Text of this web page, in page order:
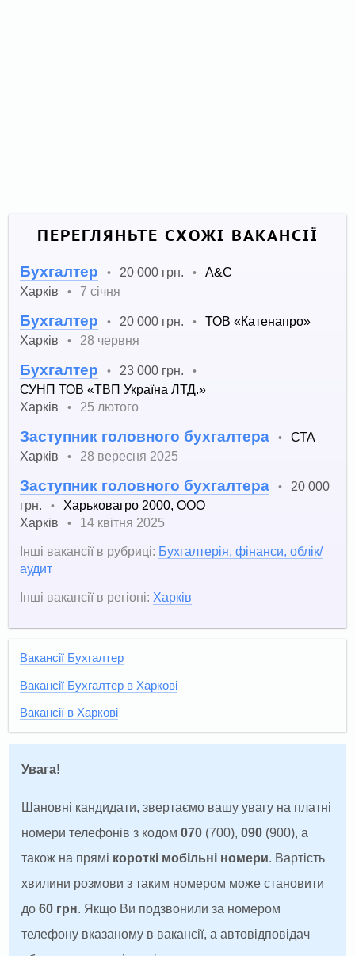
ПЕРЕГЛЯНЬТЕ СХОЖІ ВАКАНСІЇ
Бухгалтер • 20 000 грн. •
A&C
Харків
• 7 січня
Бухгалтер • 20 000 грн. •
ТОВ «Катенапро»
Харків
• 28 червня
Бухгалтер • 23 000 грн. •
СУНП ТОВ «ТВП Україна ЛТД.»
Харків
• 25 лютого
Заступник головного бухгалтера •
СТА
Харків
• 28 вересня 2025
Заступник головного бухгалтера •
20 000
грн.
•
Харьковагро 2000, ООО
Харків
•
14 квітня 2025
Інші вакансії в рубриці: Бухгалтерія, фінанси, облік/
аудит
Інші вакансії в регіоні: Харків
Вакансії Бухгалтер
Вакансії Бухгалтер в Харкові
Вакансії в Харкові
Увага!
Шановні кандидати, звертаємо вашу увагу на платні
номери телефонів з кодом070 (700),090 (900), а
також на прямі короткі мобільні номери. Вартість
хвилини розмови з таким номером може становити
до60 грн. Якщо Ви подзвонили за номером
телефону вказаному в вакансії, а автовідповідач